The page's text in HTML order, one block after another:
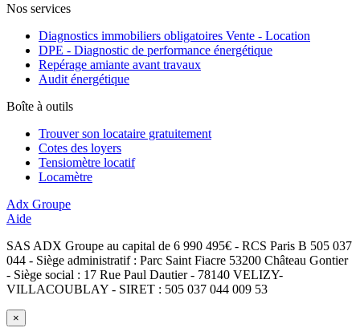
Nos services
Diagnostics immobiliers obligatoires Vente - Location
DPE - Diagnostic de performance énergétique
Repérage amiante avant travaux
Audit énergétique
Boîte à outils
Trouver son locataire gratuitement
Cotes des loyers
Tensiomètre locatif
Locamètre
Adx Groupe
Aide
SAS ADX Groupe au capital de 6 990 495€ - RCS Paris B 505 037
044 - Siège administratif : Parc Saint Fiacre 53200 Château Gontier
- Siège social : 17 Rue Paul Dautier - 78140 VELIZY-
VILLACOUBLAY - SIRET : 505 037 044 009 53
×